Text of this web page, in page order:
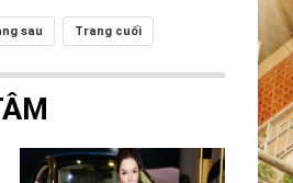
sau Trang cuối